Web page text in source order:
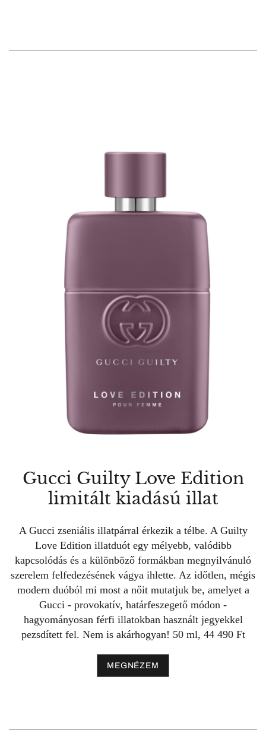
Gucci Guilty Love Edition
limitált kiadású illat
A Gucci zseniális illatpárral érkezik a télbe. A Guilty
Love Edition illatduót egy mélyebb, valódibb
kapcsolódás és a különböző formákban megnyilvánuló
szerelem felfedezésének vágya ihlette. Az időtlen, mégis
modern duóból mi most a nőit mutatjuk be, amelyet a
Gucci - provokatív, határfeszegető módon -
hagyományosan férfi illatokban használt jegyekkel
pezsdített fel. Nem is akárhogyan! 50 ml, 44 490 Ft
MEGNÉZEM